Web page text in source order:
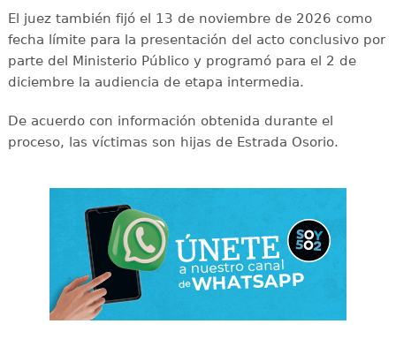
El juez también fijó el 13 de noviembre de 2026 como
fecha límite para la presentación del acto conclusivo por
parte del Ministerio Público y programó para el 2 de
diciembre la audiencia de etapa intermedia.
De acuerdo con información obtenida durante el
proceso, las víctimas son hijas de Estrada Osorio.